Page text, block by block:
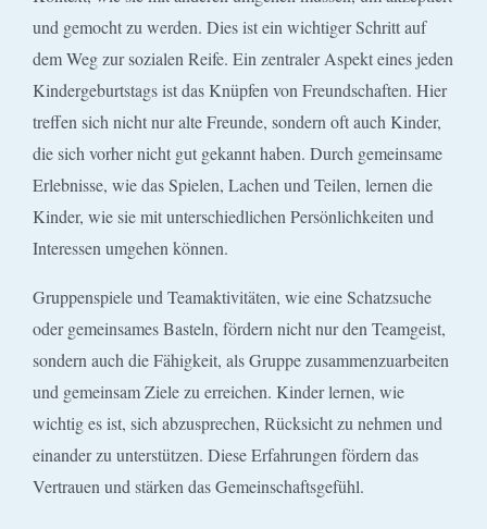
und gemocht zu werden. Dies ist ein wichtiger Schritt auf
dem Weg zur sozialen Reife. Ein zentraler Aspekt eines jeden
Kindergeburtstags ist das Knüpfen von Freundschaften. Hier
treffen sich nicht nur alte Freunde, sondern oft auch Kinder,
die sich vorher nicht gut gekannt haben. Durch gemeinsame
Erlebnisse, wie das Spielen, Lachen und Teilen, lernen die
Kinder, wie sie mit unterschiedlichen Persönlichkeiten und
Interessen umgehen können.
Gruppenspiele und Teamaktivitäten, wie eine Schatzsuche
oder gemeinsames Basteln, fördern nicht nur den Teamgeist,
sondern auch die Fähigkeit, als Gruppe zusammenzuarbeiten
und gemeinsam Ziele zu erreichen. Kinder lernen, wie
wichtig es ist, sich abzusprechen, Rücksicht zu nehmen und
einander zu unterstützen. Diese Erfahrungen fördern das
Vertrauen und stärken das Gemeinschaftsgefühl.